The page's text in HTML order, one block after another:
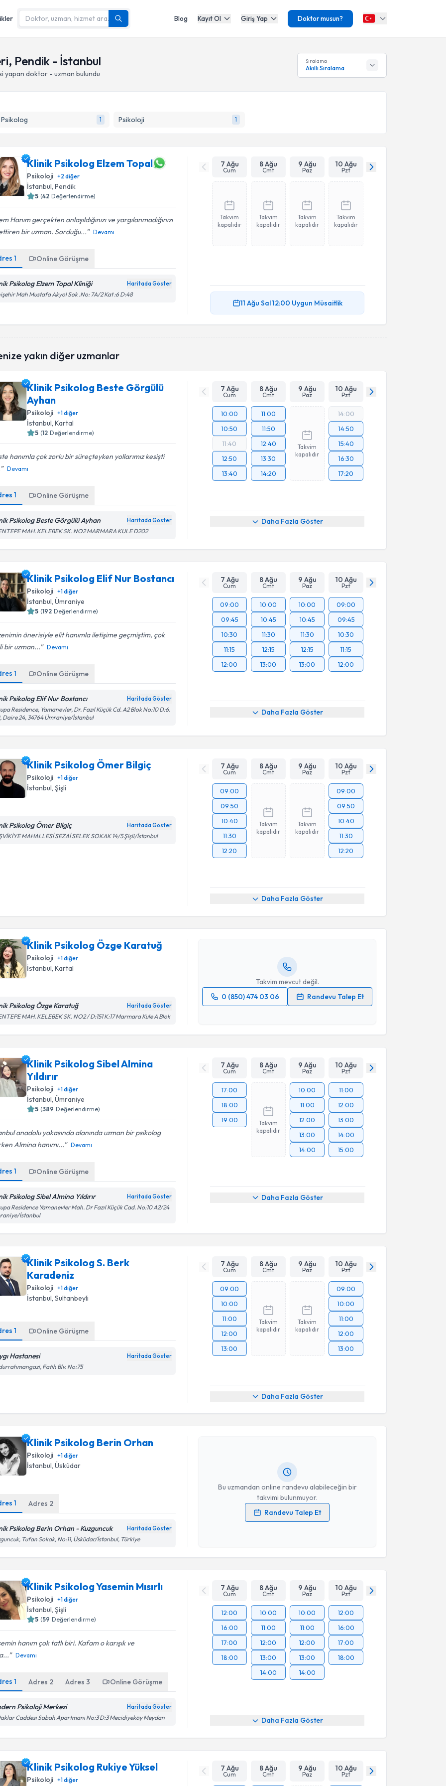
Blog Kayıt Ol Giriş Yap Doktor musun?
Pendik - İstanbul
yapan doktor - uzman bulundu
Sıralama
Akıllı Sıralama
1 Psikoloji 1
Klinik Psikolog Elzem Topal
Psikoloji +2 diğer
İstanbul, Pendik
5 (42 Değerlendirme)
Hanım gerçekten anlaşıldığınızı ve yargılanmadığınızı
bir uzman. Sorduğu...
Devamı
1 Online Görüşme
Psikolog Elzem Topal Kliniği Haritada Göster
Mah Mustafa Akyol Sok .No: 7A/2 Kat :6 D:48
7 Ağu
Cum
8 Ağu
Cmt
9 Ağu
Paz
10 Ağu
Pzt
Takvim
kapalıdır
Takvim
kapalıdır
Takvim
kapalıdır
Takvim
kapalıdır
11 Ağu Sal12:00 Uygun Müsaitlik
yakın diğer uzmanlar
Klinik Psikolog Beste Görgülü
Ayhan
Psikoloji +1diğer
İstanbul, Kartal
5 (12 Değerlendirme)
hanımla çok zorlu bir süreçteyken yollarımız kesişti
Devamı
1 Online Görüşme
Psikolog Beste Görgülü Ayhan Haritada Göster
MAH. KELEBEK SK. NO2 MARMARA KULE D202
7 Ağu
Cum
8 Ağu
Cmt
9 Ağu
Paz
10 Ağu
Pzt
10:00
10:50
11:40
12:50
13:40
11:00
11:50
12:40
13:30
14:20
Takvim
kapalıdır
14:00
14:50
15:40
16:30
17:20
Daha Fazla Göster
Klinik Psikolog Elif Nur Bostancı
Psikoloji +1diğer
İstanbul, Ümraniye
5 (192 Değerlendirme)
önerisiyle elit hanımla iletişime geçmiştim, çok
bir uzman...
Devamı
1 Online Görüşme
Psikolog Elif Nur Bostancı Haritada Göster
Residence, Yamanevler, Dr. Fazıl Küçük Cd. A2 Blok No:10 D:6.
Daire 24, 34764 Ümraniye/İstanbul
7 Ağu
Cum
8 Ağu
Cmt
9 Ağu
Paz
10 Ağu
Pzt
09:00
09:45
10:30
11:15
12:00
10:00
10:45
11:30
12:15
13:00
10:00
10:45
11:30
12:15
13:00
09:00
09:45
10:30
11:15
12:00
Daha Fazla Göster
Klinik Psikolog Ömer Bilgiç
Psikoloji +1diğer
İstanbul, Şişli
Psikolog Ömer Bilgiç Haritada Göster
MAHALLESİ SEZAİ SELEK SOKAK 14/5 Şişli/İstanbul
7 Ağu
Cum
8 Ağu
Cmt
9 Ağu
Paz
10 Ağu
Pzt
09:00
09:50
10:40
11:30
12:20
Takvim
kapalıdır
Takvim
kapalıdır
09:00
09:50
10:40
11:30
12:20
Daha Fazla Göster
Klinik Psikolog Özge Karatuğ
Psikoloji +1diğer
İstanbul , Kartal
Psikolog Özge Karatuğ Haritada Göster
MAH. KELEBEK SK. NO2 / D:151 K:17 Marmara Kule A Blok
Takvim mevcut değil.
0 (850) 474 03 06
Randevu Talep Et
Randevu Takvimi Talebi
Takvim Talebini Gönder
Klinik Psikolog Sibel Almina
Yıldırır
Psikoloji +1diğer
İstanbul , Ümraniye
5 (389 Değerlendirme)
anadolu yakasında alanında uzman bir psikolog
Almina hanımı...
Devamı
1 Online Görüşme
Psikolog Sibel Almina Yıldırır Haritada Göster
Residence Yamanevler Mah. Dr Fazıl Küçük Cad. No:10 A2/24
İstanbul
7 Ağu
Cum
8 Ağu
Cmt
9 Ağu
Paz
10 Ağu
Pzt
17:00
18:00
19:00
Takvim
kapalıdır
10:00
11:00
12:00
13:00
14:00
11:00
12:00
13:00
14:00
15:00
Daha Fazla Göster
Klinik Psikolog S. Berk
Karadeniz
Psikoloji +1diğer
İstanbul , Sultanbeyli
1 Online Görüşme
Hastanesi Haritada Göster
Fatih Blv. No:75
7 Ağu
Cum
8 Ağu
Cmt
9 Ağu
Paz
10 Ağu
Pzt
09:00
10:00
11:00
12:00
13:00
Takvim
kapalıdır
Takvim
kapalıdır
09:00
10:00
11:00
12:00
13:00
Daha Fazla Göster
Klinik Psikolog Berin Orhan
Psikoloji +1diğer
İstanbul, Üsküdar
1 Adres 2
Psikolog Berin Orhan - Kuzguncuk Haritada Göster
Tufan Sokak, No:11, Üsküdar/İstanbul, Türkiye
Bu uzmandan online randevu alabileceğin bir
takvimi bulunmuyor.
Randevu Talep Et
Randevu Takvimi Talebi
Kişisel verilerimin işlenmesine ilişkinAydınlatma Metni
Takvim Talebini Gönder
Klinik Psikolog Yasemin Mısırlı
Psikoloji +1diğer
İstanbul, Şişli
5 (59 Değerlendirme)
hanım çok tatlı biri. Kafam o karışık ve
Devamı
1 Adres 2 Adres3 Online Görüşme
Psikoloji Merkezi Haritada Göster
Caddesi Sabah Apartmanı No:3 D:3 Mecidiyeköy Meydan
7 Ağu
Cum
8 Ağu
Cmt
9 Ağu
Paz
10 Ağu
Pzt
12:00
16:00
17:00
18:00
10:00
11:00
12:00
13:00
14:00
10:00
11:00
12:00
13:00
14:00
12:00
16:00
17:00
18:00
Daha Fazla Göster
Klinik Psikolog Rukiye Yüksel
Psikoloji +1diğer
7 Ağu
Cum
8 Ağu
Cmt
9 Ağu
Paz
10 Ağu
Pzt